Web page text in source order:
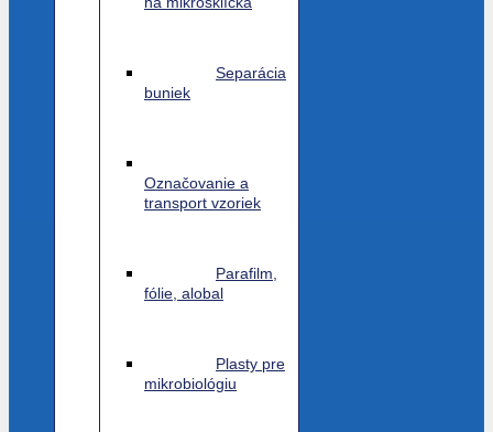
Separácia
buniek
Označovanie a
transport vzoriek
Parafilm,
fólie, alobal
Plasty pre
mikrobiológiu